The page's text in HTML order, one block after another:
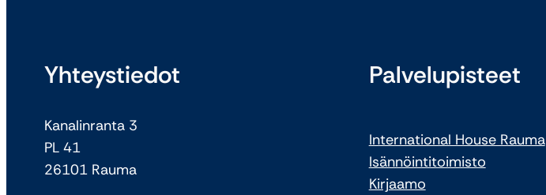
Yhteystiedot
Kanalinranta 3
PL 41
26101 Rauma
Palvelupisteet
International House Rauma
Isännöintitoimisto
Kirjaamo